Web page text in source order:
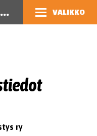
Salon seudun eläinsuojeluyhdistys VALIKKO
ry